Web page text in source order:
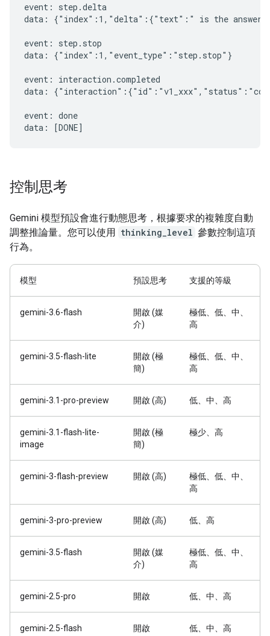
event: step.delta
data: {"index":1,"delta":{"text":" is the answer
event: step.stop
data: {"index":1,"event_type":"step.stop"}
event: interaction.completed
data:
event: done
控制思考
Gemini 模型預設會進行動態思考，根據要求的複雜度自動
調整推論量。您可以使用 thinking_level 參數控制這項
行為。
模型 預設思考 支援的等級
gemini-3.6-flash
開啟 (媒
介)
極低、低、中、
高
gemini-3.5-flash-lite
開啟 (極
簡)
極低、低、中、
高
gemini-3.1-pro-preview 開啟 (高) 低、中、高
gemini-3.1-flash-lite-
image
開啟 (極
簡)
極少、高
gemini-3-flash-preview 開啟 (高)
極低、低、中、
高
gemini-3-pro-preview 開啟 (高) 低、高
gemini-3.5-flash
開啟 (媒
介)
極低、低、中、
高
gemini-2.5-pro 開啟 低、中、高
gemini-2.5-flash 開啟 低、中、高